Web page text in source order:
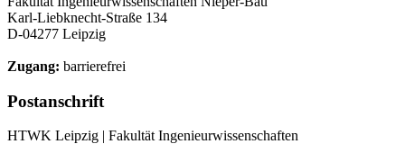
Karl-Liebknecht-Straße 134
D-04277 Leipzig
Zugang: barrierefrei
Postanschrift
HTWK Leipzig | Fakultät Ingenieurwissenschaften